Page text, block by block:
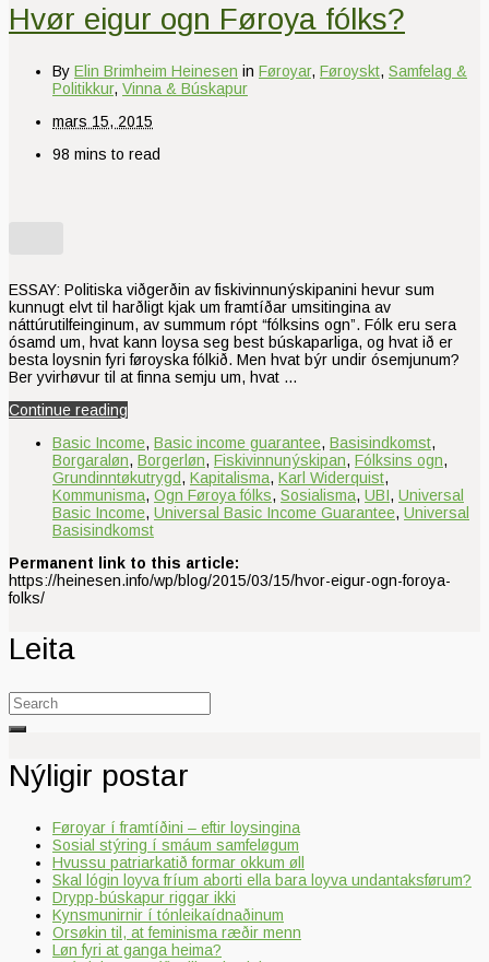
Hvør eigur ogn Føroya fólks?
By Elin Brimheim Heinesen in Føroyar, Føroyskt, Samfelag &
Politikkur, Vinna & Búskapur
mars 15, 2015
98 mins to read
ESSAY: Politiska viðgerðin av fiskivinnunýskipanini hevur sum
kunnugt elvt til harðligt kjak um framtíðar umsitingina av
náttúrutilfeinginum, av summum rópt “fólksins ogn”. Fólk eru sera
ósamd um, hvat kann loysa seg best búskaparliga, og hvat ið er
besta loysnin fyri føroyska fólkið. Men hvat býr undir ósemjunum?
Ber yvirhøvur til at finna semju um, hvat …
Continue reading
Basic Income, Basic income guarantee, Basisindkomst,
Borgaraløn, Borgerløn, Fiskivinnunýskipan, Fólksins ogn,
Grundinntøkutrygd, Kapitalisma, Karl Widerquist,
Kommunisma, Ogn Føroya fólks, Sosialisma, UBI, Universal
Basic Income, Universal Basic Income Guarantee, Universal
Basisindkomst
Permanent link to this article:
https://heinesen.info/wp/blog/2015/03/15/hvor-eigur-ogn-foroya-
folks/
Leita
Search
for:
Nýligir postar
Føroyar í framtíðini – eftir loysingina
Sosial stýring í smáum samfeløgum
Hvussu patriarkatið formar okkum øll
Skal lógin loyva fríum aborti ella bara loyva undantaksførum?
Drypp-búskapur riggar ikki
Kynsmunirnir í tónleikaídnaðinum
Orsøkin til, at feminisma ræðir menn
Løn fyri at ganga heima?